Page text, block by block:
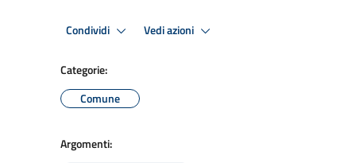
Condividi Vedi azioni
Categorie:
Comune
Argomenti: